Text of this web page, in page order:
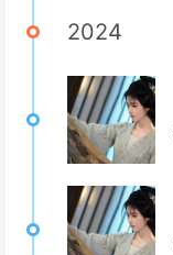
2024